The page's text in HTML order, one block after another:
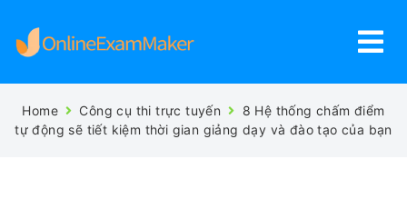
Home Công cụ thi trực tuyến
8 Hệ thống chấm điểm
tự động sẽ tiết kiệm thời gian giảng dạy và đào tạo của bạn